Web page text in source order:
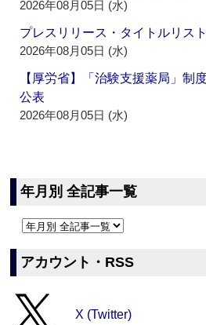
2026年08月05日 (水)
プレスリリース・タイトルリス
2026年08月05日 (水)
【厚労省】「治験支援薬局」制
公表
2026年08月05日 (水)
年月別 全記事一覧
アカウント・RSS
X (Twitter)